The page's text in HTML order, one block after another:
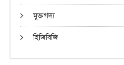
মুক্তগদ্য
হিজিবিজি